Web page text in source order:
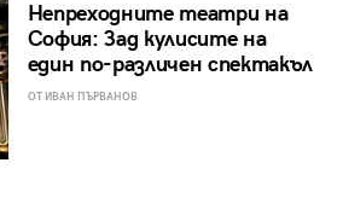
Непреходните театри на
София: Зад кулисите на
един по-различен спектакъл
ОТ ИВАН ПЪРВАНОВ